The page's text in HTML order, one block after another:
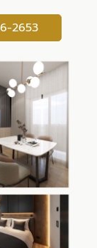
2653